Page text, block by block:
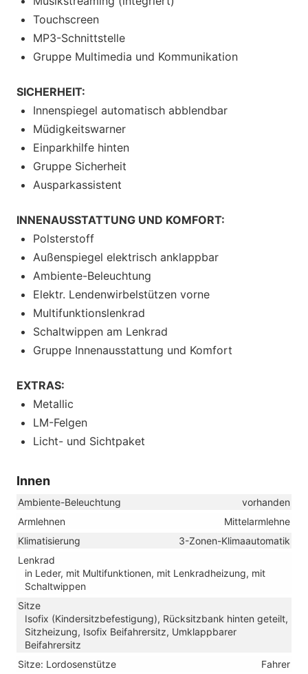
Touchscreen
MP3-Schnittstelle
Gruppe Multimedia und Kommunikation
SICHERHEIT:
Innenspiegel automatisch abblendbar
Müdigkeitswarner
Einparkhilfe hinten
Gruppe Sicherheit
Ausparkassistent
INNENAUSSTATTUNG UND KOMFORT:
Polsterstoff
Außenspiegel elektrisch anklappbar
Ambiente-Beleuchtung
Elektr. Lendenwirbelstützen vorne
Multifunktionslenkrad
Schaltwippen am Lenkrad
Gruppe Innenausstattung und Komfort
EXTRAS:
Metallic
LM-Felgen
Licht- und Sichtpaket
Innen
Ambiente-Beleuchtung
vorhanden
Armlehnen
Mittelarmlehne
Klimatisierung
3-Zonen-Klimaautomatik
Lenkrad
in Leder, mit Multifunktionen, mit Lenkradheizung, mit
Schaltwippen
Sitze
Isofix (Kindersitzbefestigung), Rücksitzbank hinten geteilt,
Sitzheizung, Isofix Beifahrersitz, Umklappbarer
Beifahrersitz
Sitze: Lordosenstütze
Fahrer